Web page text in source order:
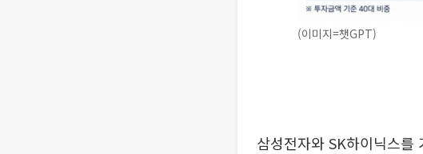
(이미지=챗GPT)
삼성전자와 SK하이닉스